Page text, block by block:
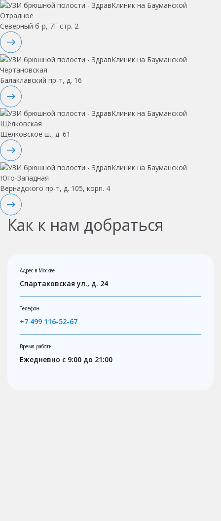
Отрадное
Северный б-р, 7Г стр. 2
Чертановская
Балаклавский пр-т, д. 16
Щёлковская
Щёлковское ш., д. 61
Юго-Западная
Вернадского пр-т, д. 105, корп. 4
Как к нам добраться
Адрес в Москве
Спартаковская ул., д. 24
Телефон
+7 499 116-52-67
Время работы
Ежедневно с 9:00 до 21:00